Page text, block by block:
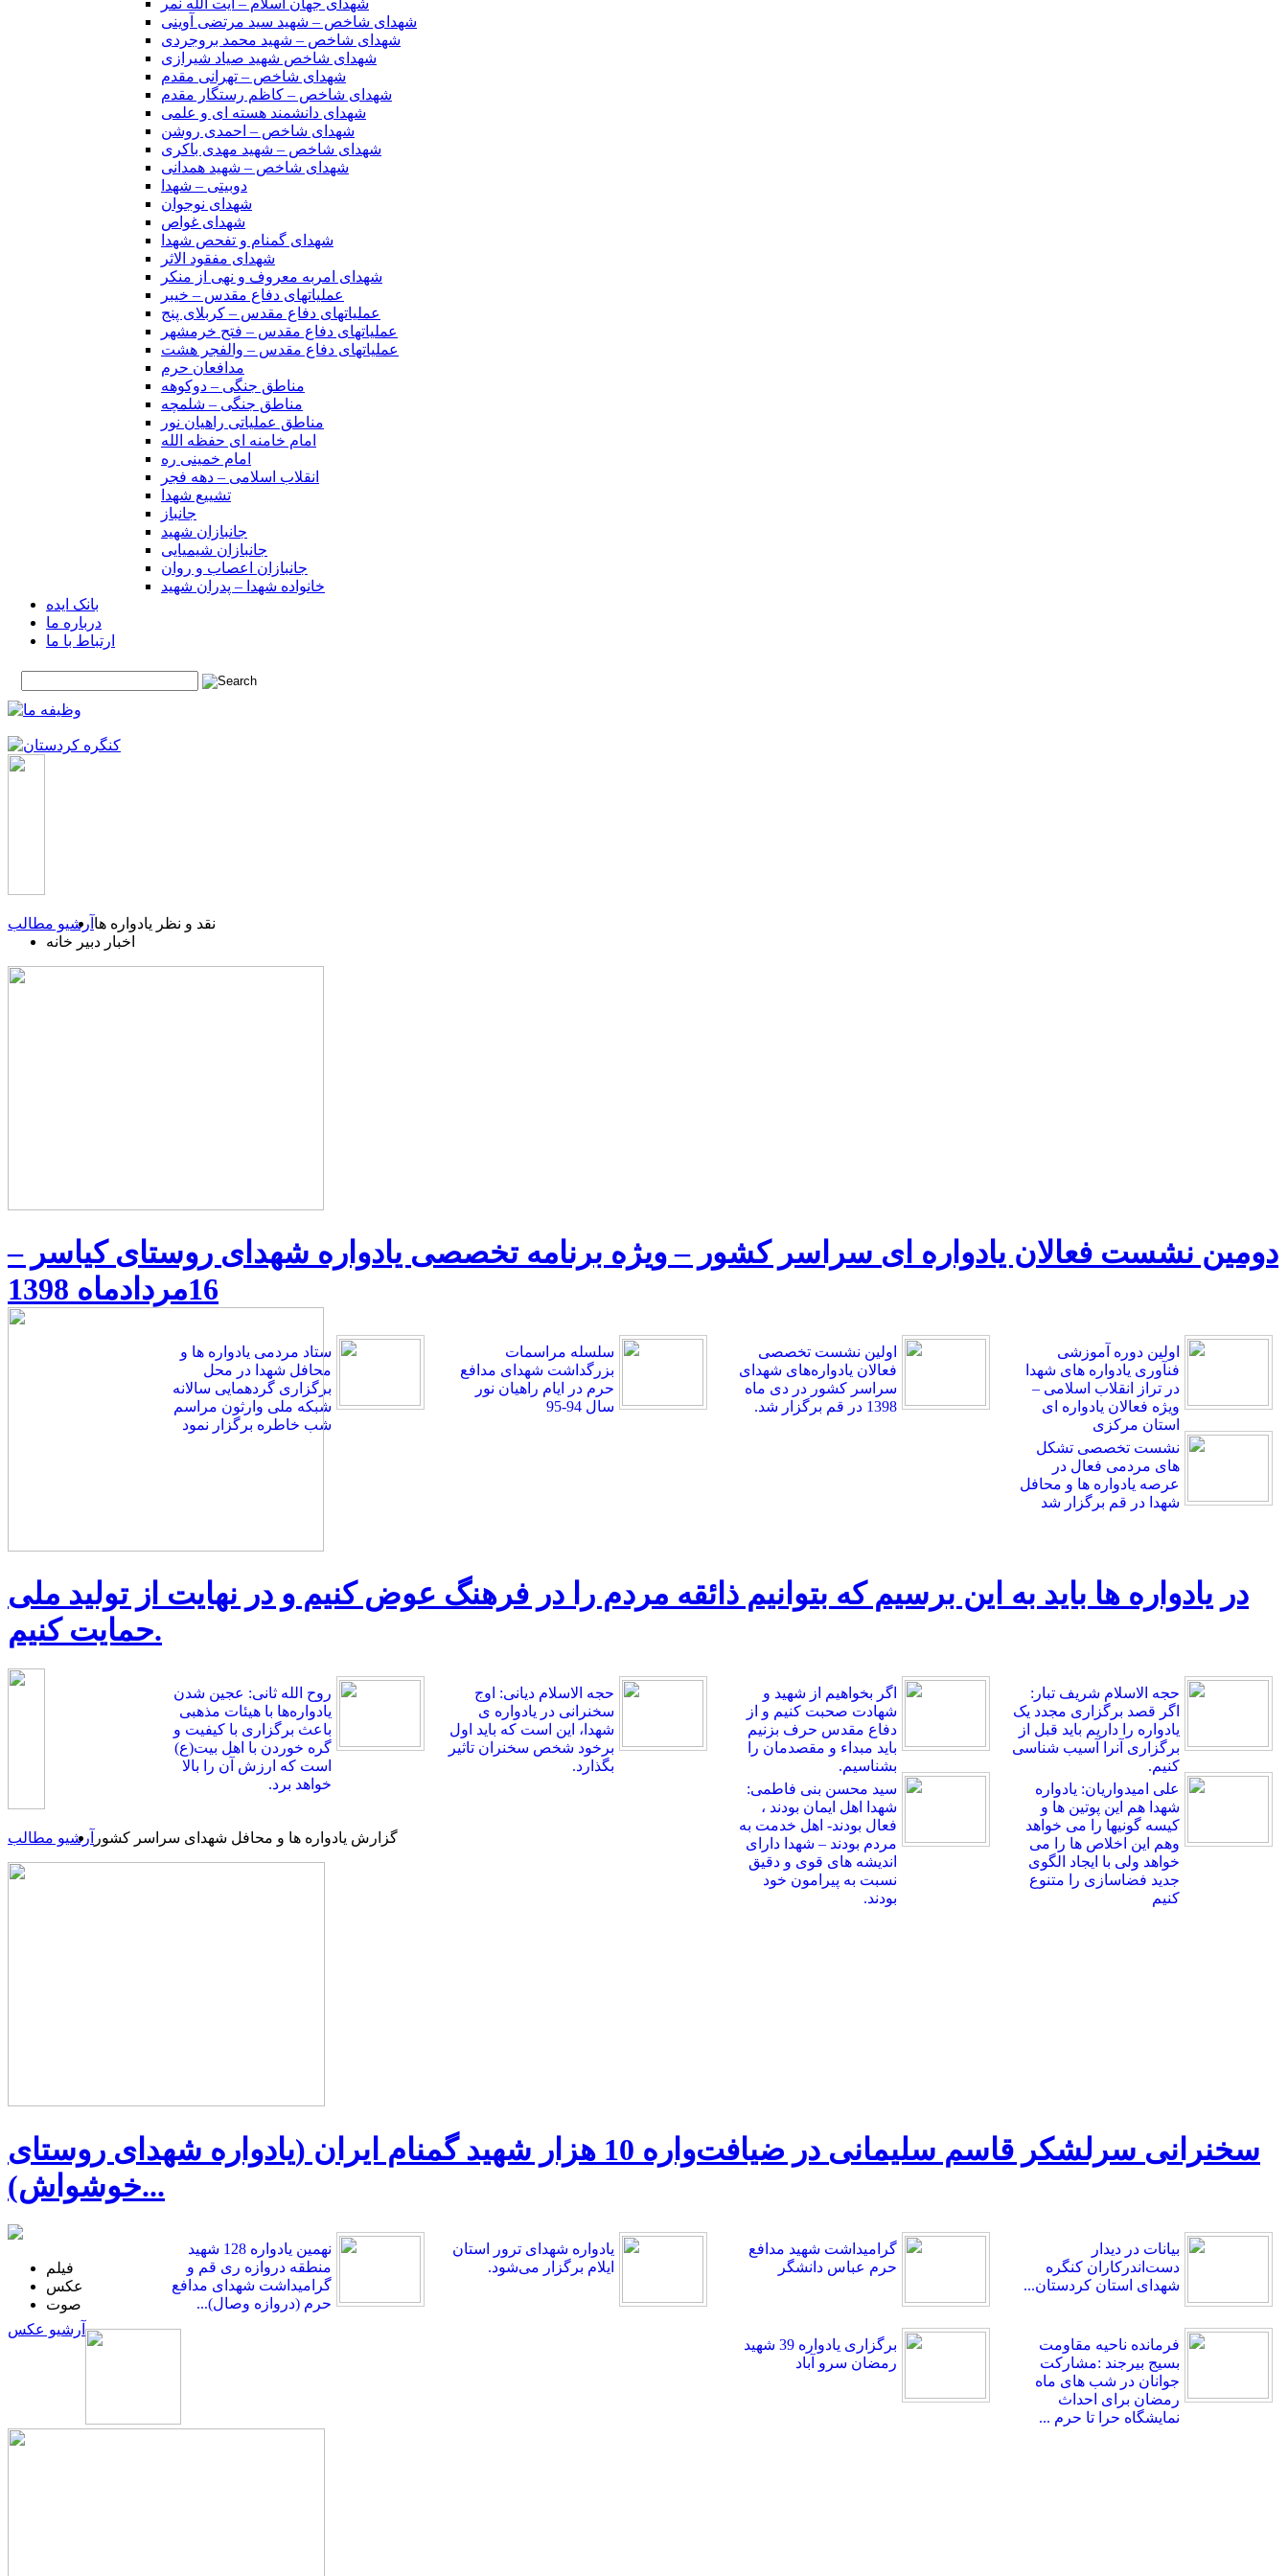
شهدای جهان اسلام – آیت الله نمر
شهدای شاخص – شهید سید مرتضی آوینی
شهدای شاخص – شهید محمد بروجردی
شهدای شاخص شهید صیاد شیرازی
شهدای شاخص – تهرانی مقدم
شهدای شاخص – کاظم رستگار مقدم
شهدای دانشمند هسته ای و علمی
شهدای شاخص – احمدی روشن
شهدای شاخص – شهید مهدی باکری
شهدای شاخص – شهید همدانی
دوبیتی – شهدا
شهدای نوجوان
شهدای غواص
شهدای گمنام و تفحص شهدا
شهدای مفقود الاثر
شهدای امربه معروف و نهی از منکر
عملیاتهای دفاع مقدس – خیبر
عملیاتهای دفاع مقدس – کربلای پنج
عملیاتهای دفاع مقدس – فتح خرمشهر
عملیاتهای دفاع مقدس – والفجر هشت
مدافعان حرم
مناطق جنگی – دوکوهه
مناطق جنگی – شلمچه
مناطق عملیاتی راهیان نور
امام خامنه ای حفظه الله
امام خمینی ره
انقلاب اسلامی – دهه فجر
تشییع شهدا
جانباز
جانبازان شهید
جانبازان شیمیایی
جانبازان اعصاب و روان
خانواده شهدا – پدران شهید
بانک ایده
درباره ما
ارتباط با ما
آرشیو مطالب نقد و نظر یادواره ها
اخبار دبیر خانه
دومین نشست فعالان یادواره ای سراسر کشور – ویژه برنامه تخصصی یادواره شهدای روستای کیاسر –
16مردادماه 1398
اولین دوره آموزشی
فنآوری یادواره های شهدا
در تراز انقلاب اسلامی –
ویژه فعالان یادواره ای
استان مرکزی
اولین نشست تخصصی
فعالان یادواره‌های شهدای
سراسر کشور در دی ماه
1398 در قم برگزار شد.
سلسله مراسمات
بزرگداشت شهدای مدافع
حرم در ایام راهیان نور
سال 94-95
ستاد مردمی یادواره ها و
محافل شهدا در محل
برگزاری گردهمایی سالانه
شبکه ملی وارثون مراسم
شب خاطره برگزار نمود
نشست تخصصی تشکل
های مردمی فعال در
عرصه یادواره ها و محافل
شهدا در قم برگزار شد
در یادواره ها باید به این برسیم که بتوانیم ذائقه مردم را در فرهنگ عوض کنیم و در نهایت از تولید ملی
حمایت کنیم.
حجه الاسلام شریف تبار:
اگر قصد برگزاری مجدد یک
یادواره را داریم باید قبل از
برگزاری آنرا آسیب شناسی
کنیم.
اگر بخواهیم از شهید و
شهادت صحبت کنیم و از
دفاع مقدس حرف بزنیم
باید مبداء و مقصدمان را
بشناسیم.
حجه الاسلام دیانی: اوج
سخنرانی در یادواره ی
شهدا، این است که باید اول
برخود شخص سخنران تاثیر
بگذارد.
روح الله ثانی: عجین شدن
یادواره‌ها با هیئات مذهبی
باعث برگزاری با کیفیت و
گره خوردن با اهل بیت(ع)
است که ارزش آن را بالا
خواهد برد.
علی امیدواریان: یادواره
شهدا هم این پوتین ها و
کیسه گونیها را می خواهد
وهم این اخلاص ها را می
خواهد ولی با ایجاد الگوی
جدید فضاسازی را متنوع
کنیم
سید محسن بنی فاطمی:
شهدا اهل ایمان بودند ،
فعال بودند- اهل خدمت به
مردم بودند – شهدا دارای
اندیشه های قوی و دقیق
نسبت به پیرامون خود
بودند.
آرشیو مطالب گزارش یادواره ها و محافل شهدای سراسر کشور
سخنرانی سرلشکر قاسم سلیمانی در ضیافت‌واره 10 هزار شهید گمنام ایران (یادواره شهدای روستای
خوشواش)...
بیانات در دیدار
دست‌اندرکاران کنگره
شهدای استان کردستان...
گرامیداشت شهید مدافع
حرم عباس دانشگر
یادواره شهدای ترور استان
ایلام برگزار می‌شود.
نهمین یادواره 128 شهید
منطقه دروازه ری قم و
گرامیداشت شهدای مدافع
حرم (دروازه وصال)...
فرمانده ناحیه مقاومت
بسیج بیرجند :مشارکت
جوانان در شب های ماه
رمضان برای احداث
نمایشگاه حرا تا حرم ...
برگزاری یادواره 39 شهید
رمضان سرو آباد
آرشیو عکس
فیلم
عکس
صوت